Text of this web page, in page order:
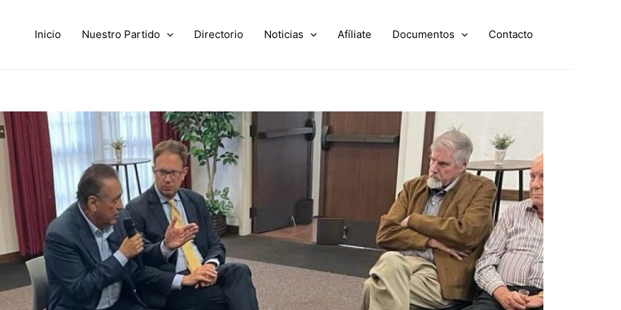
Inicio Nuestro Partido Directorio Noticias Afíliate Documentos Contacto